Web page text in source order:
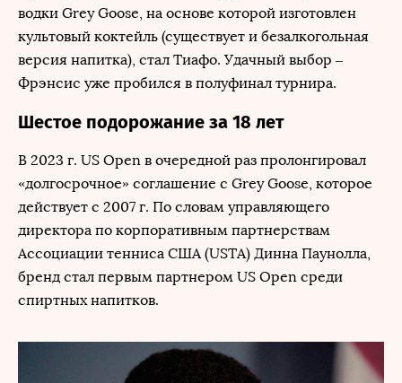
водки Grey Goose, на основе которой изготовлен
культовый коктейль (существует и безалкогольная
версия напитка), стал Тиафо. Удачный выбор –
Фрэнсис уже пробился в полуфинал турнира.
Шестое подорожание за 18 лет
В 2023 г. US Open в очередной раз пролонгировал
«долгосрочное» соглашение с Grey Goose, которое
действует с 2007 г. По словам управляющего
директора по корпоративным партнерствам
Ассоциации тенниса США (USTA) Динна Паунолла,
бренд стал первым партнером US Open среди
спиртных напитков.